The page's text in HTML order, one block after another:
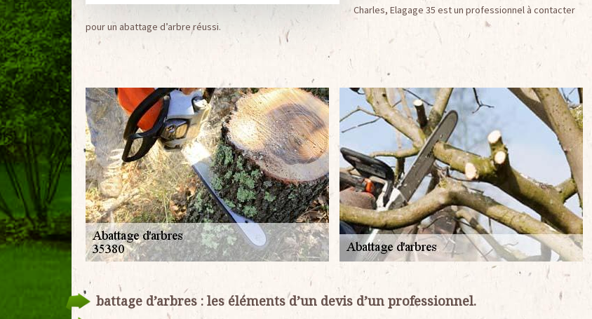
Charles, Elagage 35 est un professionnel à contacter
pour un abattage d’arbre réussi.
battage d’arbres : les éléments d’un devis d’un professionnel.